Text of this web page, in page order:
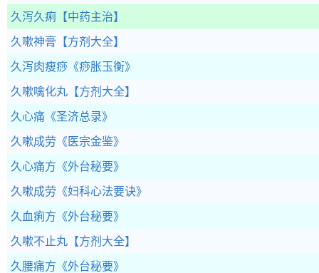
久泻久痢 【中药主治】
久嗽神膏 【方剂大全】
久泻肉瘦痧 《痧胀玉衡》
久嗽噙化丸 【方剂大全】
久心痛 《圣济总录》
久嗽成劳 《医宗金鉴》
久心痛方 《外台秘要》
久嗽成劳 《妇科心法要诀》
久血痢方 《外台秘要》
久嗽不止丸 【方剂大全】
久腰痛方 《外台秘要》